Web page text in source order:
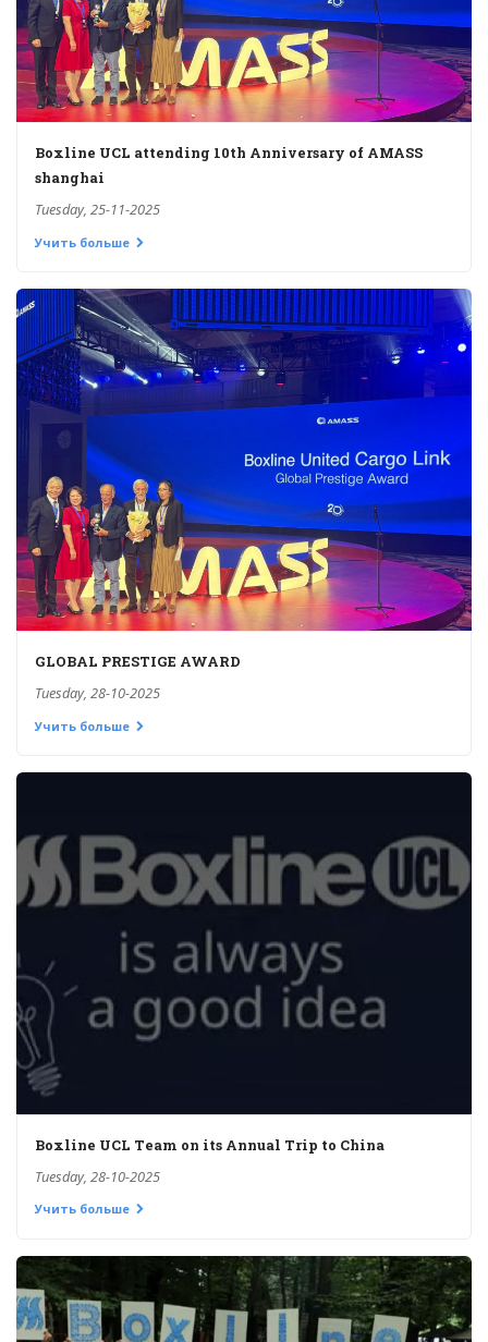
Boxline UCL attending 10th Anniversary of AMASS
shanghai
Tuesday, 25-11-2025
Учить больше
GLOBAL PRESTIGE AWARD
Tuesday, 28-10-2025
Учить больше
Boxline UCL Team on its Annual Trip to China
Tuesday, 28-10-2025
Учить больше